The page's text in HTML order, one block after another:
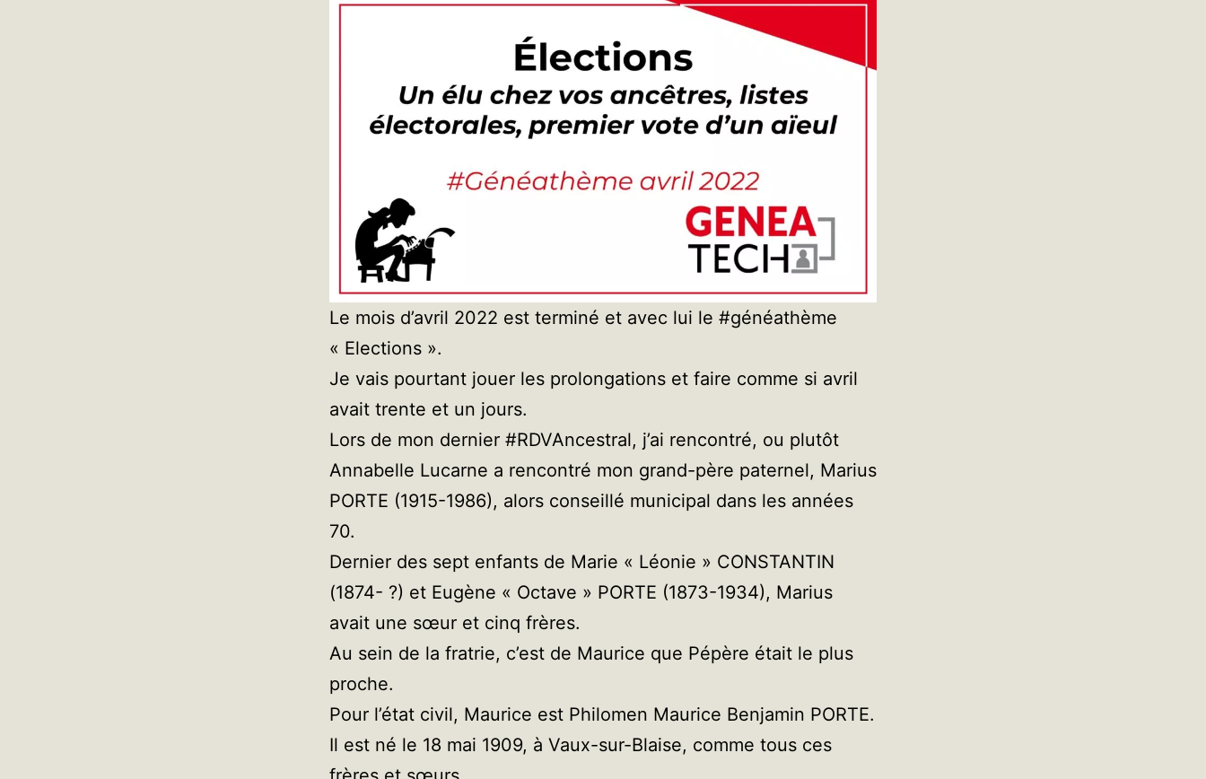
Le mois d’avril 2022 est terminé et avec lui le #généathème
« Elections ».
Je vais pourtant jouer les prolongations et faire comme si avril
avait trente et un jours.
Lors de mon dernier #RDVAncestral, j’ai rencontré, ou plutôt
Annabelle Lucarne a rencontré mon grand-père paternel, Marius
PORTE (1915-1986), alors conseillé municipal dans les années
70.
Dernier des sept enfants de Marie « Léonie » CONSTANTIN
(1874- ?) et Eugène « Octave » PORTE (1873-1934), Marius
avait une sœur et cinq frères.
Au sein de la fratrie, c’est de Maurice que Pépère était le plus
proche.
Pour l’état civil, Maurice est Philomen Maurice Benjamin PORTE.
Il est né le 18 mai 1909, à Vaux-sur-Blaise, comme tous ces